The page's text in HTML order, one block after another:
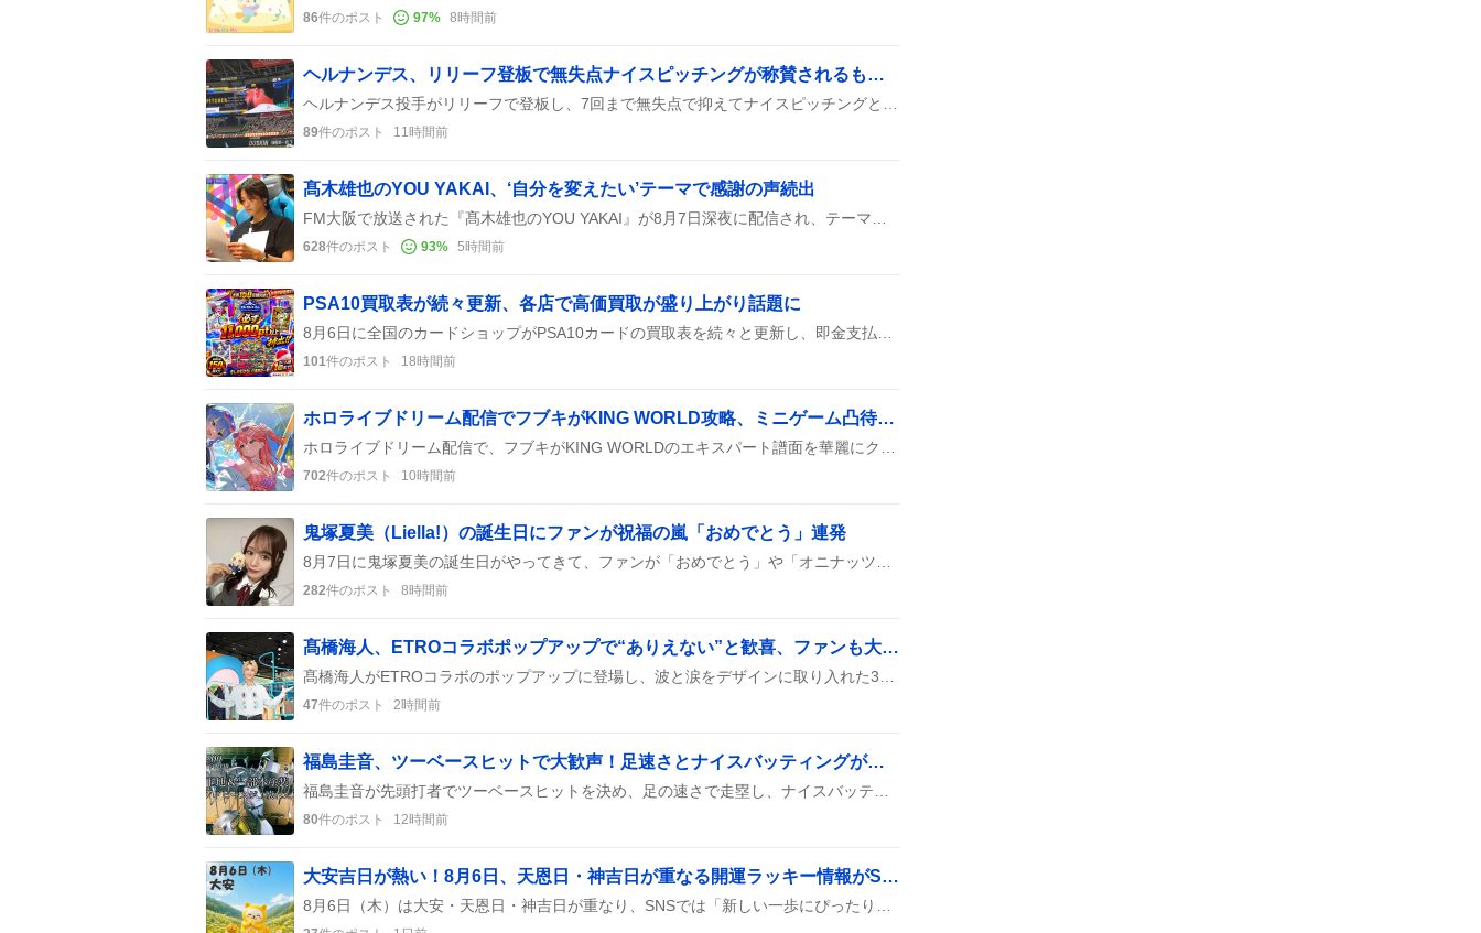
86件のポスト 97% 8時間前
ヘルナンデス、リリーフ登板で無失点ナイスピッチングが称賛されるも一部でボーク懸念の声も
ヘルナンデス投手がリリーフで登板し、7回まで無失点で抑えてナイスピッチングと称賛されたが、一部ではボークや制球への懸念の声も見られた。
89件のポスト 11時間前
髙木雄也のYOU YAKAI、‘自分を変えたい’テーマで感謝の声続出
FM大阪で放送された『髙木雄也のYOU YAKAI』が8月7日深夜に配信され、テーマは『自分を変えたいと思ったきっかけ』。リスナーのメッセージやリクエストが取り上げられ、ゆ〜やさんが読み上げるシーンも。感謝の声が多数寄せられ、番組は和やかに締めくくられた。
628件のポスト 93% 5時間前
PSA10買取表が続々更新、各店で高価買取が盛り上がり話題に
8月6日に全国のカードショップがPSA10カードの買取表を続々と更新し、即金支払い、限定数量、高額買取といった条件を掲げた。ユーザーは新しい買取情報に注目し、売却や購入を検討しているようだ。
101件のポスト 18時間前
ホロライブドリーム配信でフブキがKING WORLD攻略、ミニゲーム凸待ちが大盛り上がり
ホロライブドリーム配信で、フブキがKING WORLDのエキスパート譜面を華麗にクリアし、ミオとみこがミニゲーム凸待ちで盛り上がった様子が話題に。みんなでポカジャンや縄跳びを楽しみ、配信は大盛況だった。
702件のポスト 10時間前
鬼塚夏美（Liella!）の誕生日にファンが祝福の嵐「おめでとう」連発
8月7日に鬼塚夏美の誕生日がやってきて、ファンが「おめでとう」や「オニナッツ！」といった言葉とともに、イラストやコスプレ写真を次々に投稿して祝福の嵐が広がった。
282件のポスト 8時間前
髙橋海人、ETROコラボポップアップで“ありえない”と歓喜、ファンも大興奮
髙橋海人がETROコラボのポップアップに登場し、波と涙をデザインに取り入れた32点を紹介。ファンは「ありえない」や「生まれ変わってもできない幸せ」と歓喜し、SNSで盛り上がっている。
47件のポスト 2時間前
福島圭音、ツーベースヒットで大歓声！足速さとナイスバッティングが話題に
福島圭音が先頭打者でツーベースヒットを決め、足の速さで走塁し、ナイスバッティングが称賛された様子がSNSで広がっている。
80件のポスト 12時間前
大安吉日が熱い！8月6日、天恩日・神吉日が重なる開運ラッキー情報がSNSで話題に
8月6日（木）は大安・天恩日・神吉日が重なり、SNSでは「新しい一歩にぴったり」「金運アップが期待できる」などの声が広がり、ラッキーカラーや金運情報がシェアされている。